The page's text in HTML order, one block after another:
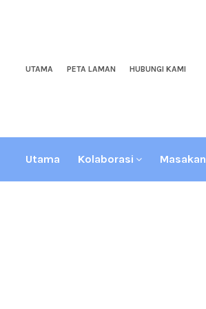
UTAMA PETA LAMAN HUBUNGI KAMI
Utama Kolaborasi Masakan